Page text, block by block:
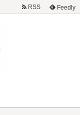
RSS Feedly